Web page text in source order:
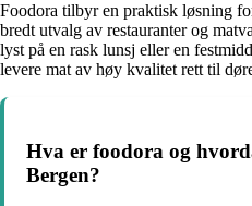
Foodora tilbyr en praktisk løsning
bredt utvalg av restauranter og
lyst på en rask lunsj eller en
levere mat av høy kvalitet rett til
Hva er foodora og
Bergen?